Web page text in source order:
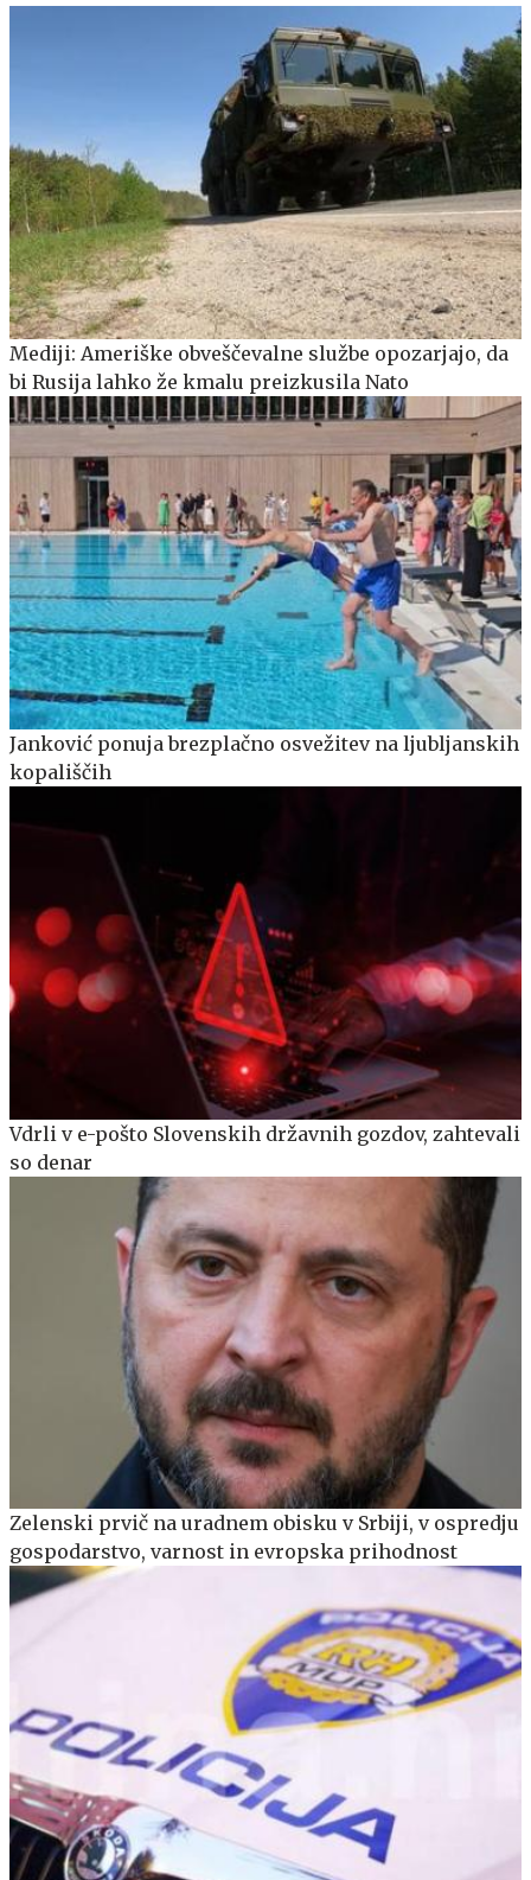
Mediji: Ameriške obveščevalne službe opozarjajo, da
bi Rusija lahko že kmalu preizkusila Nato
Janković ponuja brezplačno osvežitev na ljubljanskih
kopališčih
Vdrli v e-pošto Slovenskih državnih gozdov, zahtevali
so denar
Zelenski prvič na uradnem obisku v Srbiji, v ospredju
gospodarstvo, varnost in evropska prihodnost